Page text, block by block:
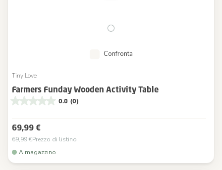
Confronta
Tiny Love
Farmers Funday Wooden Activity Table
0.0 (0)
69,99 €
69,99 €Prezzo di listino
A magazzino